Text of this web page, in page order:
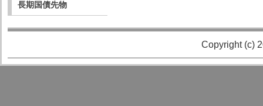
長期国債先物
Copyright (c)